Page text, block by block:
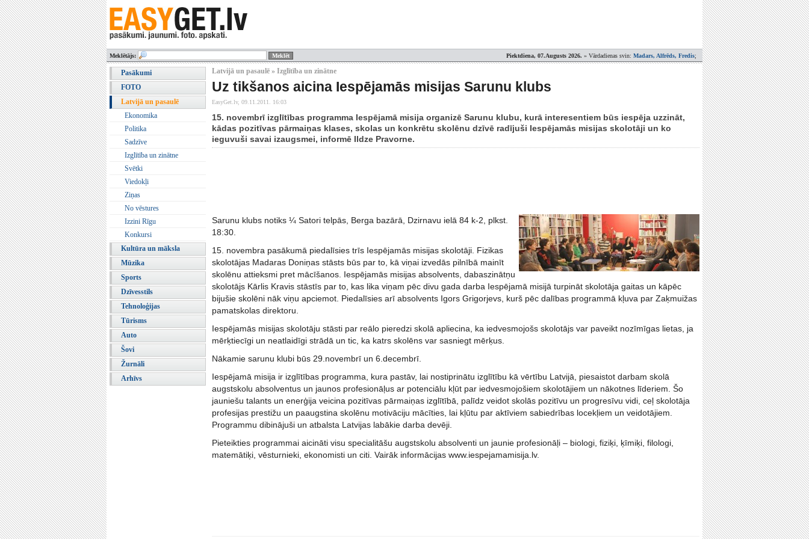
Piektdiena, 07.Augusts 2026. » Vārdadienas svin: Madars, Alfrēds, Fredis;
Meklētājs:
Pasākumi
FOTO
Latvijā un pasaulē
Ekonomika
Politika
Sadzīve
Izglītība un zinātne
Svētki
Viedokļi
Ziņas
No vēstures
Izzini Rīgu
Konkursi
Kultūra un māksla
Mūzika
Sports
Dzīvesstils
Tehnoloģijas
Tūrisms
Auto
Šovi
Žurnāli
Arhīvs
Latvijā un pasaulē » Izglītība un zinātne
Uz tikšanos aicina Iespējamās misijas Sarunu klubs
EasyGet.lv, 09.11.2011. 16:03
15. novembrī izglītības programma Iespējamā misija organizē Sarunu klubu, kurā interesentiem būs iespēja uzzināt,
kādas pozitīvas pārmaiņas klases, skolas un konkrētu skolēnu dzīvē radījuši Iespējamās misijas skolotāji un ko
ieguvuši savai izaugsmei, informē Ildze Pravorne.
Sarunu klubs notiks ¼ Satori telpās, Berga bazārā, Dzirnavu ielā 84 k-2, plkst.
18:30.
15. novembra pasākumā piedalīsies trīs Iespējamās misijas skolotāji. Fizikas
skolotājas Madaras Doniņas stāsts būs par to, kā viņai izvedās pilnībā mainīt
skolēnu attieksmi pret mācīšanos. Iespējamās misijas absolvents, dabaszinātņu
skolotājs Kārlis Kravis stāstīs par to, kas lika viņam pēc divu gada darba Iespējamā misijā turpināt skolotāja gaitas un kāpēc
bijušie skolēni nāk viņu apciemot. Piedalīsies arī absolvents Igors Grigorjevs, kurš pēc dalības programmā kļuva par Zaķmuižas
pamatskolas direktoru.
Iespējamās misijas skolotāju stāsti par reālo pieredzi skolā apliecina, ka iedvesmojošs skolotājs var paveikt nozīmīgas lietas, ja
mērķtiecīgi un neatlaidīgi strādā un tic, ka katrs skolēns var sasniegt mērķus.
Nākamie sarunu klubi būs 29.novembrī un 6.decembrī.
Iespējamā misija ir izglītības programma, kura pastāv, lai nostiprinātu izglītību kā vērtību Latvijā, piesaistot darbam skolā
augstskolu absolventus un jaunos profesionāļus ar potenciālu kļūt par iedvesmojošiem skolotājiem un nākotnes līderiem. Šo
jauniešu talants un enerģija veicina pozitīvas pārmaiņas izglītībā, palīdz veidot skolās pozitīvu un progresīvu vidi, ceļ skolotāja
profesijas prestižu un paaugstina skolēnu motivāciju mācīties, lai kļūtu par aktīviem sabiedrības locekļiem un veidotājiem.
Programmu dibinājuši un atbalsta Latvijas labākie darba devēji.
Pieteikties programmai aicināti visu specialitāšu augstskolu absolventi un jaunie profesionāļi – biologi, fiziķi, ķīmiķi, filologi,
matemātiķi, vēsturnieki, ekonomisti un citi. Vairāk informācijas www.iespejamamisija.lv.